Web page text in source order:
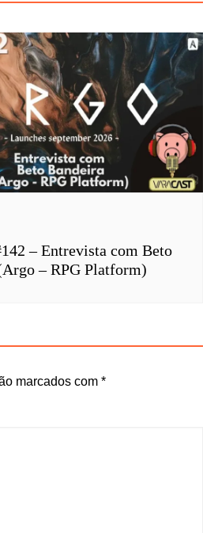
– Entrevista com Beto
– RPG Platform)
marcados com *